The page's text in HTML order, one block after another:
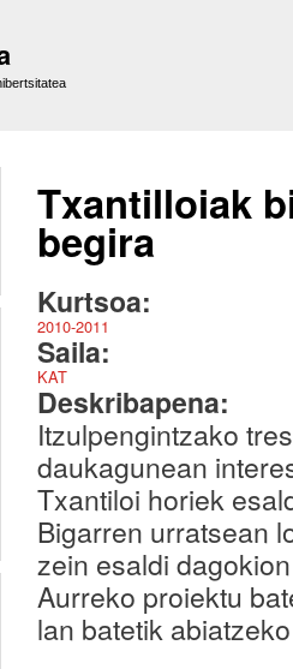
Txantilloiak
begira
Kurtsoa:
2010-2011
Saila:
KAT
Deskribapena:
Itzulpengintzako
daukagunean
Txantiloi horiek
Bigarren urratsean
zein esaldi
Aurreko proiektu
lan batetik